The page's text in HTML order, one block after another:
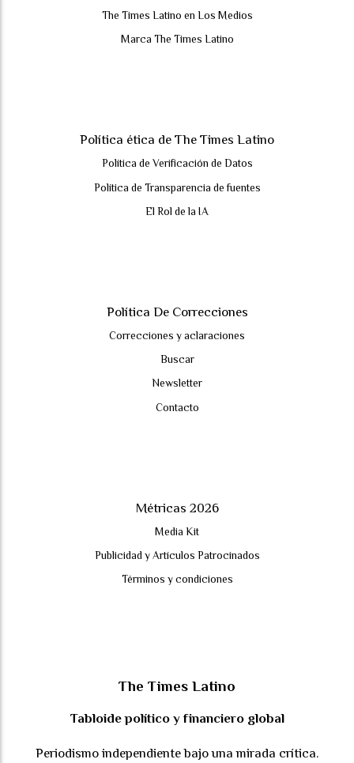
The Times Latino en Los Medios
Marca The Times Latino
Política ética de The Times Latino
Política de Verificación de Datos
Política de Transparencia de fuentes
El Rol de la IA
Política De Correcciones
Correcciones y aclaraciones
Buscar
Newsletter
Contacto
Métricas 2026
Media Kit
Publicidad y Artículos Patrocinados
Términos y condiciones
The Times Latino
Tabloide político y financiero global
Periodismo independiente bajo una mirada crítica.